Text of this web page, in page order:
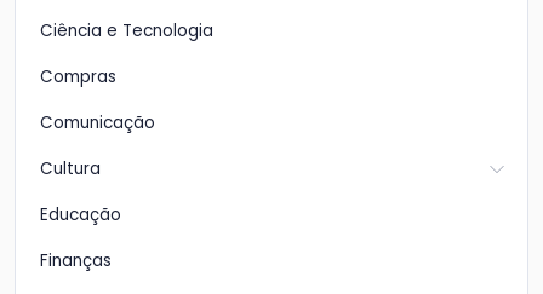
Ciência e Tecnologia
Compras
Comunicação
Cultura
Educação
Finanças